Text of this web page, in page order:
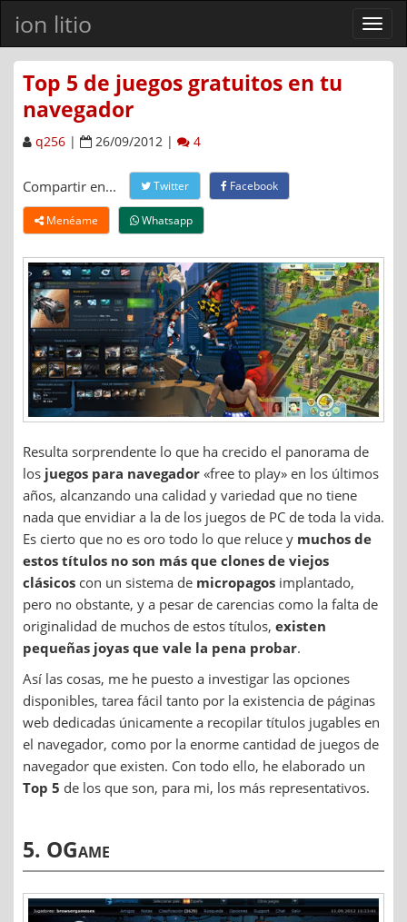
ion litio
Ver
menú
Top 5 de juegos gratuitos en tu
navegador
q256 | 26/09/2012 | 4
Compartir en... Twitter Facebook
Menéame Whatsapp
Resulta sorprendente lo que ha crecido el panorama de
los juegos para navegador «free to play» en los últimos
años, alcanzando una calidad y variedad que no tiene
nada que envidiar a la de los juegos de PC de toda la vida.
Es cierto que no es oro todo lo que reluce y muchos de
estos títulos no son más que clones de viejos
clásicos con un sistema de micropagos implantado,
pero no obstante, y a pesar de carencias como la falta de
originalidad de muchos de estos títulos, existen
pequeñas joyas que vale la pena probar.
Así las cosas, me he puesto a investigar las opciones
disponibles, tarea fácil tanto por la existencia de páginas
web dedicadas únicamente a recopilar títulos jugables en
el navegador, como por la enorme cantidad de juegos de
navegador que existen. Con todo ello, he elaborado un
Top 5 de los que son, para mi, los más representativos.
5. OGame